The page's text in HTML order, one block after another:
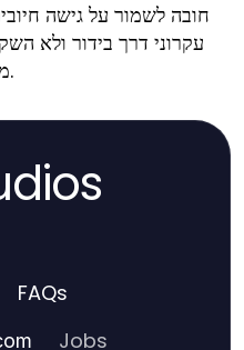
חובה לשמור על גישה
עקרוני דרך בידור ולא
מהמשחק תוך שמירה על גבולות.
FAQs
Jobs